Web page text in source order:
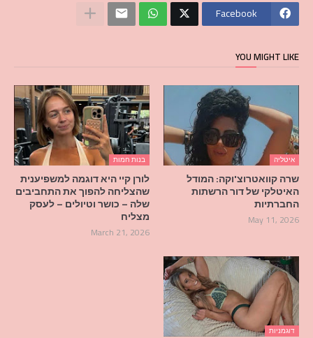
Facebook
YOU MIGHT LIKE
איטליה
שרה קוואטרוצ'וקה: המודל
האיטלקי של דור הרשתות
החברתיות
May 11, 2026
בנות חמות
לורן קיי היא דוגמה למשפיענית
שהצליחה להפוך את התחביבים
שלה – כושר וטיולים – לעסק
מצליח
March 21, 2026
דוגמניות